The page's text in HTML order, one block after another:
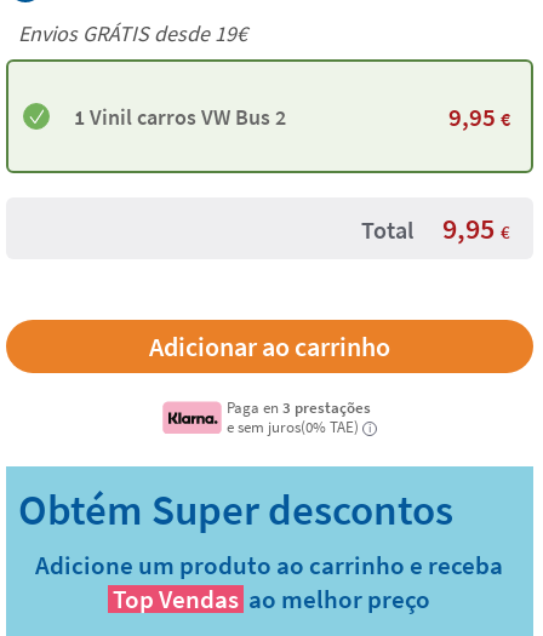
Envios GRÁTIS desde 19€
1 Vinil carros VW Bus 2 9,95 €
Total 9,95 €
Paga en3 prestações
e sem juros(0% TAE)
i
Adicione um produto ao carrinho e receba
Top Vendas ao melhor preço